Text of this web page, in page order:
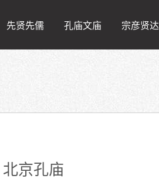
先贤先儒 孔庙文庙 宗彦贤达
北京孔庙